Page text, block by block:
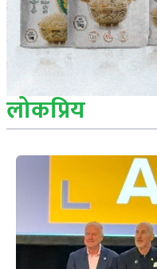
लोकप्रिय